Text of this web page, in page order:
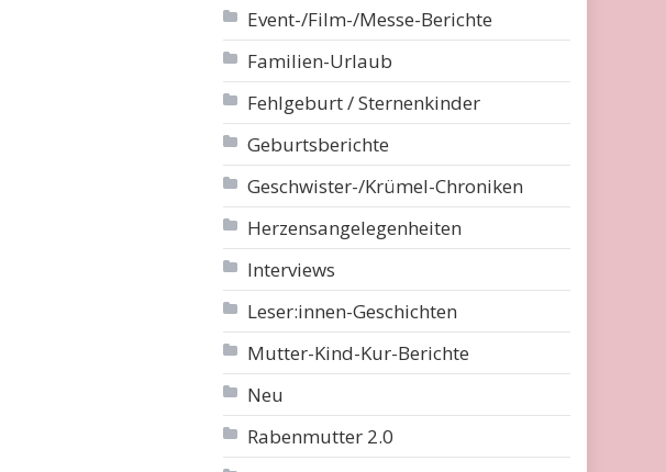
Event-/Film-/Messe-Berichte
Familien-Urlaub
Fehlgeburt / Sternenkinder
Geburtsberichte
Geschwister-/Krümel-Chroniken
Herzensangelegenheiten
Interviews
Leser:innen-Geschichten
Mutter-Kind-Kur-Berichte
Neu
Rabenmutter 2.0